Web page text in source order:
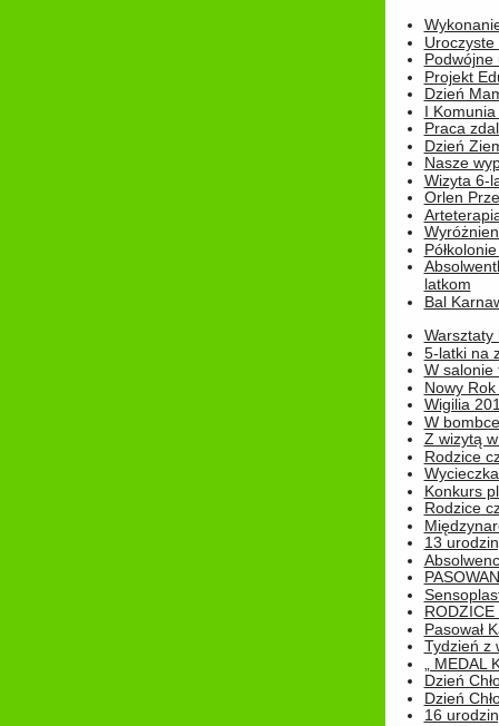
Podwójne
Projekt
Dzień
I
Praca
Dzień
Nasze
Wizyta 6-
Orlen
latkom
Bal
Warsztaty
5-latki na
W salonie
Nowy
Wigilia
W bombce
Z wizytą
Rodzice
Konkurs
Rodzice
13
Pasował
Tydzień z
„
Dzień
Dzień
16